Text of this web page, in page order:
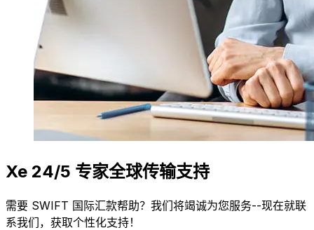
Xe 24/5 专家全球传输支持
需要 SWIFT 国际汇款帮助？我们将竭诚为您服务--现在就联
系我们，获取个性化支持！